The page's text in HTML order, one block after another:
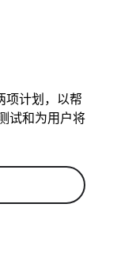
项计划，以帮
试和为用户将